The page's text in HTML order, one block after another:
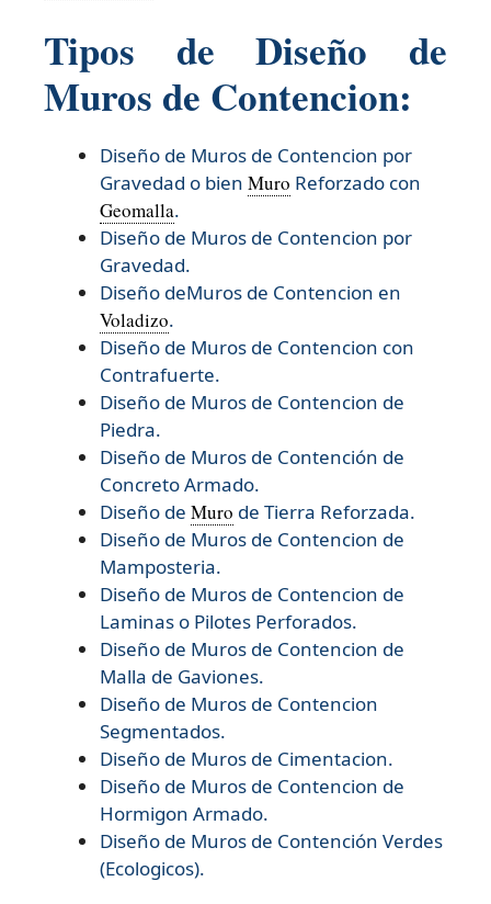
Tipos de Diseño de
Muros de Contencion:
Diseño de Muros de Contencion por
Gravedad o bien Muro Reforzado con
Geomalla.
Diseño de Muros de Contencion por
Gravedad.
Diseño deMuros de Contencion en
Voladizo.
Diseño de Muros de Contencion con
Contrafuerte.
Diseño de Muros de Contencion de
Piedra.
Diseño de Muros de Contención de
Concreto Armado.
Diseño de Muro de Tierra Reforzada.
Diseño de Muros de Contencion de
Mamposteria.
Diseño de Muros de Contencion de
Laminas o Pilotes Perforados.
Diseño de Muros de Contencion de
Malla de Gaviones.
Diseño de Muros de Contencion
Segmentados.
Diseño de Muros de Cimentacion.
Diseño de Muros de Contencion de
Hormigon Armado.
Diseño de Muros de Contención Verdes
(Ecologicos).